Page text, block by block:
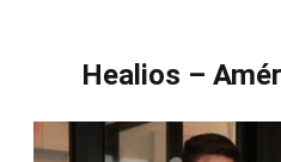
Healios –